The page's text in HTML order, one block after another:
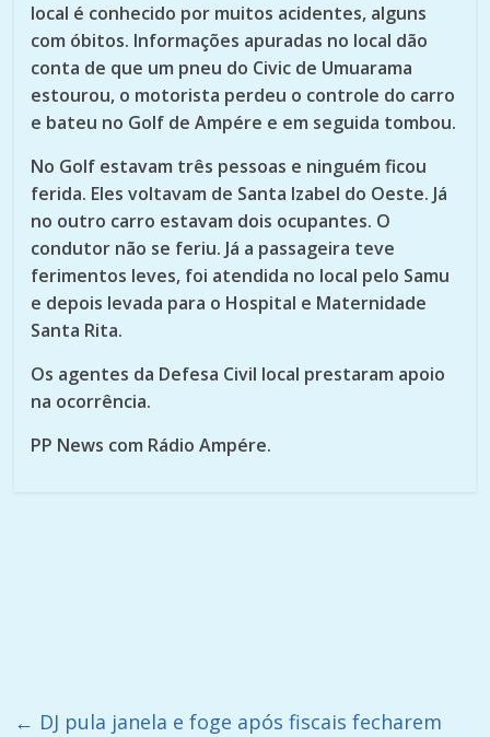
local é conhecido por muitos acidentes, alguns
com óbitos. Informações apuradas no local dão
conta de que um pneu do Civic de Umuarama
estourou, o motorista perdeu o controle do carro
e bateu no Golf de Ampére e em seguida tombou.
No Golf estavam três pessoas e ninguém ficou
ferida. Eles voltavam de Santa Izabel do Oeste. Já
no outro carro estavam dois ocupantes. O
condutor não se feriu. Já a passageira teve
ferimentos leves, foi atendida no local pelo Samu
e depois levada para o Hospital e Maternidade
Santa Rita.
Os agentes da Defesa Civil local prestaram apoio
na ocorrência.
PP News com Rádio Ampére.
← DJ pula janela e foge após fiscais fecharem